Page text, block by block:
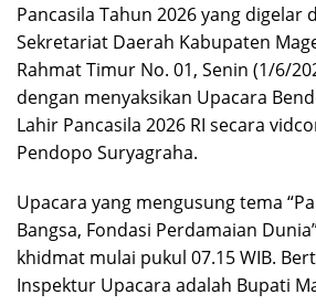
Pancasila Tahun 2026 yang digelar
Sekretariat Daerah Kabupaten
Rahmat Timur No. 01, Senin (1/6/
dengan menyaksikan Upacara
Lahir Pancasila 2026 RI secara
Pendopo Suryagraha.
Upacara yang mengusung tema
Bangsa, Fondasi Perdamaian
khidmat mulai pukul 07.15 WIB.
Inspektur Upacara adalah Bupati